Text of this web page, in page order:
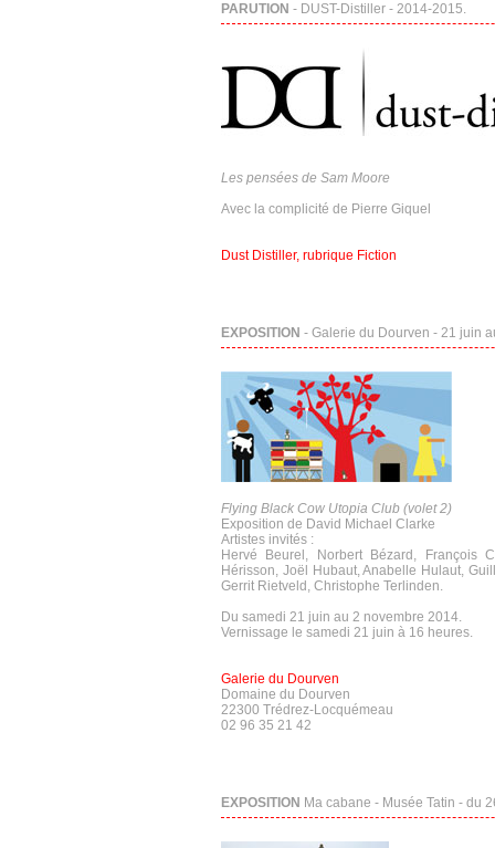
PARUTION - DUST-Distiller - 2014-2015.
Les pensées de Sam Moore
Avec la complicité de Pierre Giquel
Dust Distiller, rubrique Fiction
EXPOSITION - Galerie du Dourven - 21 juin
Flying Black Cow Utopia Club (volet 2)
Exposition de David Michael Clarke
Artistes invités :
Hervé Beurel, Norbert Bézard, François
Hérisson, Joël Hubaut, Anabelle Hulaut,
Gerrit Rietveld, Christophe Terlinden.
Du samedi 21 juin au 2 novembre 2014.
Vernissage le samedi 21 juin à 16 heures.
Galerie du Dourven
Domaine du Dourven
22300 Trédrez-Locquémeau
02 96 35 21 42
EXPOSITION Ma cabane - Musée Tatin - du